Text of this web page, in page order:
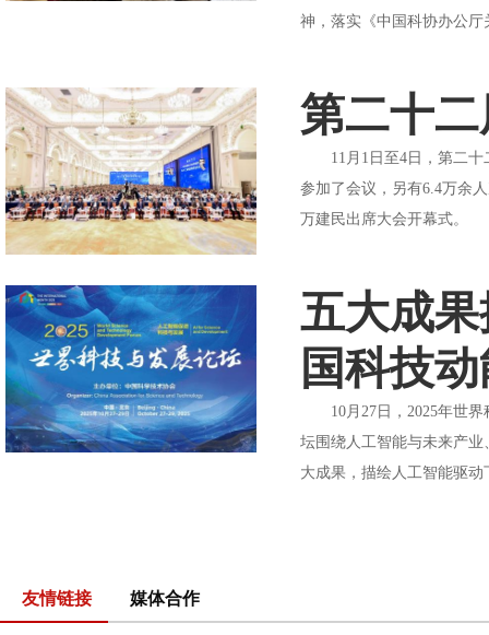
神，落实《中国科协办公
第二十
11月1日至4日，第二十
参加了会议，另有6.4万余
万建民出席大会开幕式。
五大成
国科技
10月27日，2025年世界
坛围绕人工智能与未来产
大成果，描绘人工智能驱
友情链接 媒体合作